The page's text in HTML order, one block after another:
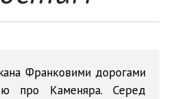
Франковими дорогами
про Каменяра. Серед